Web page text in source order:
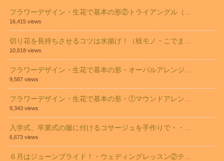
フラワーデザイン・生花で基本の形②トライアングル（...
16,415 views
切り花を長持ちさせるコツは水揚げ！（枝モノ・こでま...
10,618 views
フラワーデザイン・生花で基本の形・オーバルアレンジ...
9,587 views
フラワーデザイン・生花で基本の形・①マウンドアレン...
9,343 views
入学式、卒業式の服に付けるコサージュを手作りで・・...
6,673 views
６月はジューンブライド！・ウェディングレッスン②テ...